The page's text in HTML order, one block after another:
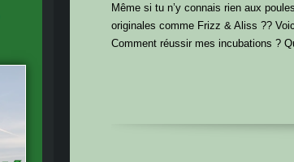
Même si tu n’y connais rien aux
originales comme Frizz & Aliss ??
Comment réussir mes incubations ?